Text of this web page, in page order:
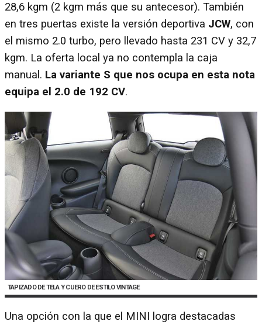
28,6 kgm (2 kgm más que su antecesor). También
en tres puertas existe la versión deportiva JCW, con
el mismo 2.0 turbo, pero llevado hasta 231 CV y 32,7
kgm. La oferta local ya no contempla la caja
manual. La variante S que nos ocupa en esta nota
equipa el 2.0 de 192 CV.
TAPIZADO DE TELA Y CUERO DE ESTILO VINTAGE
Una opción con la que el MINI logra destacadas